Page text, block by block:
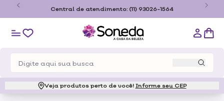
Central de atendimento: (11) 93026-1564
Veja produtos perto de você! Informe seu CEP